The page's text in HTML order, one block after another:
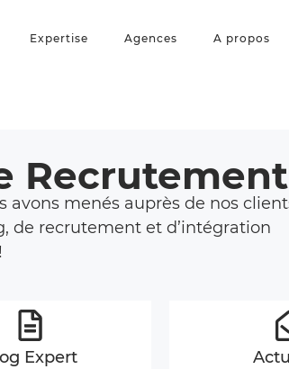
Expertise Agences A propos
Recrutement
menés auprès de nos
de recrutement et d’intégration
Expert